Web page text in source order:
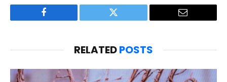
Facebook Twitter Email
RELATEDPOSTS